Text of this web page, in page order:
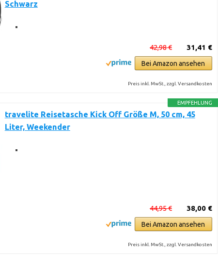
Schwarz
31,41 €
42,98 €
Bei Amazon ansehen
Preis inkl. MwSt., zzgl. Versandkosten
EMPFEHLUNG
travelite Reisetasche Kick Off Größe M, 50 cm, 45
Liter, Weekender
38,00 €
44,95 €
Bei Amazon ansehen
Preis inkl. MwSt., zzgl. Versandkosten